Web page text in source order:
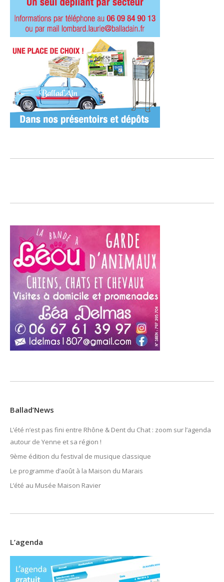
Ballad’News
L’été n’est pas fini entre Rhône & Dent du Chat : zoom sur l’agenda
autour de Yenne et sa région !
9ème édition du festival de musique classique
Le programme d’août à la Maison du Marais
L’été au Musée Maison Ravier
L’agenda